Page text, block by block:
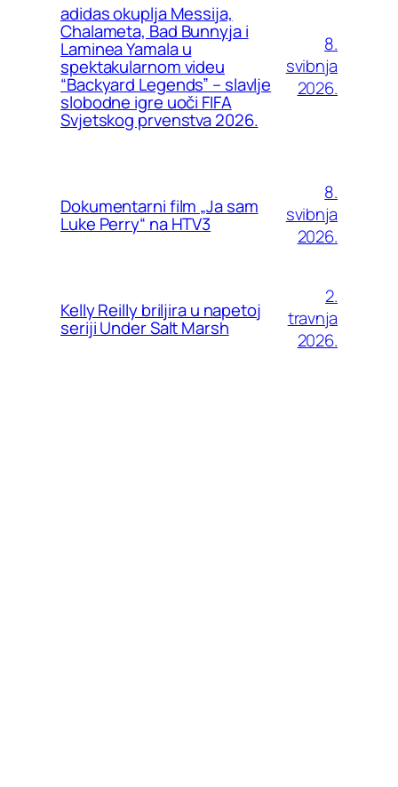
adidas okuplja Messija,
Chalameta, Bad Bunnyja i
Laminea Yamala u
spektakularnom videu
“Backyard Legends” – slavlje
slobodne igre uoči FIFA
Svjetskog prvenstva 2026.
8.
svibnja
2026.
Dokumentarni film „Ja sam
Luke Perry“ na HTV3
8.
svibnja
2026.
Kelly Reilly briljira u napetoj
seriji Under Salt Marsh
2.
travnja
2026.